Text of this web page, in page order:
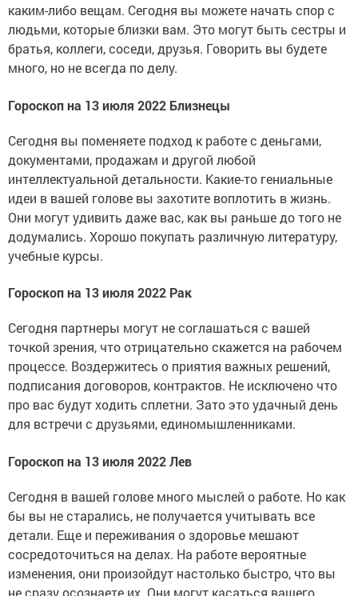
каким-либо вещам. Сегодня вы можете начать спор с
людьми, которые близки вам. Это могут быть сестры и
братья, коллеги, соседи, друзья. Говорить вы будете
много, но не всегда по делу.
Гороскоп на 13 июля 2022 Близнецы
Сегодня вы поменяете подход к работе с деньгами,
документами, продажам и другой любой
интеллектуальной детальности. Какие-то гениальные
идеи в вашей голове вы захотите воплотить в жизнь.
Они могут удивить даже вас, как вы раньше до того не
додумались. Хорошо покупать различную литературу,
учебные курсы.
Гороскоп на 13 июля 2022 Рак
Сегодня партнеры могут не соглашаться с вашей
точкой зрения, что отрицательно скажется на рабочем
процессе. Воздержитесь о приятия важных решений,
подписания договоров, контрактов. Не исключено что
про вас будут ходить сплетни. Зато это удачный день
для встречи с друзьями, единомышленниками.
Гороскоп на 13 июля 2022 Лев
Сегодня в вашей голове много мыслей о работе. Но как
бы вы не старались, не получается учитывать все
детали. Еще и переживания о здоровье мешают
сосредоточиться на делах. На работе вероятные
изменения, они произойдут настолько быстро, что вы
не сразу осознаете их. Они могут касаться вашего